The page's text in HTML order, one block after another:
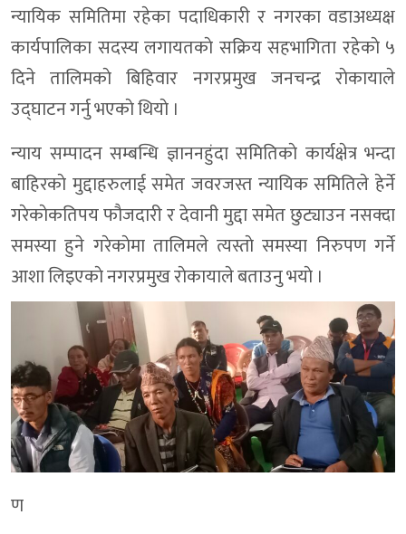
न्यायिक समितिमा रहेका पदाधिकारी र नगरका वडाअध्यक्ष
कार्यपालिका सदस्य लगायतकाे सक्रिय सहभागिता रहेकाे ५
दिने तालिमकाे बिहिवार नगरप्रमुख जनचन्द्र राेकायाले
उद्घाटन गर्नु भएकाे थियाे ।
न्याय सम्पादन सम्बन्धि ज्ञाननहुंदा समितिकाे कार्यक्षेत्र भन्दा
बाहिरकाे मुद्दाहरुलाई समेत जवरजस्त न्यायिक समितिले हेर्ने
गरेकाेकतिपय फाैजदारी र देवानी मुद्दा समेत छुट्याउन नसक्दा
समस्या हुने गरेकाेमा तालिमले त्यस्ताे समस्या निरुपण गर्ने
आशा लिइएकाे नगरप्रमुख राेकायाले बताउनु भयाे ।
ण